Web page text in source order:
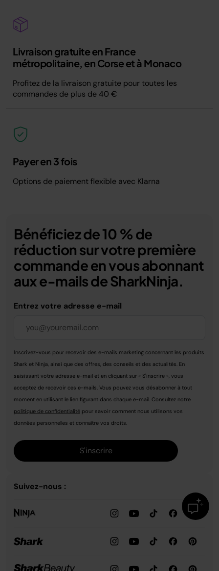
Livraison gratuite en France
métropolitaine, en Corse et à Monaco
Profitez de la livraison gratuite pour toutes les
commandes de plus de 40 €
Payer en 3 fois
Options de paiement flexible avec Klarna
Bénéficiez de 10 % de
réduction sur votre première
commande en vous abonnant
aux e-mails de SharkNinja.
Entrez votre adresse e-mail
Inscrivez-vous pour recevoir des e-mails marketing concernant les produits
Shark et Ninja, ainsi que des offres, des conseils et des actualités. En
saisissant votre adresse e-mail et en cliquant sur « S'inscrire », vous
acceptez de recevoir ces e-mails. Vous pouvez vous désabonner à tout
moment en utilisant le lien figurant dans chaque e-mail. Consultez notre
politique de confidentialité pour savoir comment nous utilisons vos
données personnelles et connaître vos droits.
S'inscrire
Suivez-nous :